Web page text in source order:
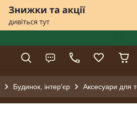
Будинок, інтер'єр Аксесуари для